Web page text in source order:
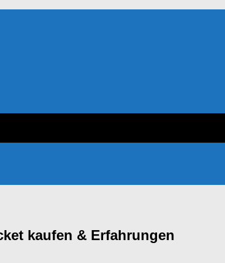
kaufen & Erfahrungen